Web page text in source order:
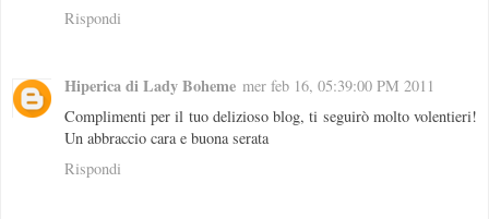
Rispondi
Hiperica di Lady Boheme mer feb 16, 05:39:00 PM 2011
Complimenti per il tuo delizioso blog, ti seguirò molto volentieri!
Un abbraccio cara e buona serata
Rispondi